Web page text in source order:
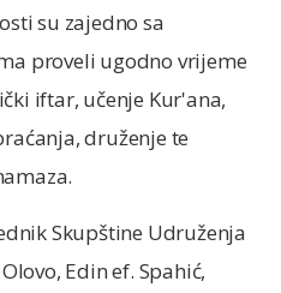
su zajedno sa
proveli ugodno vrijeme
iftar, učenje Kur'ana,
druženje te
Skupštine Udruženja
Edin ef. Spahić,